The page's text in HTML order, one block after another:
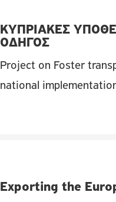
ΚΥΠΡΙΑΚΕΣ
ΟΔΗΓΟΣ
Project on Foster
national
Exporting the